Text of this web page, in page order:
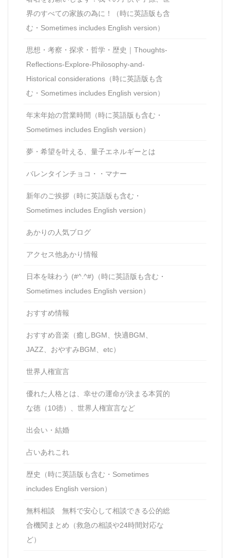
界のすべての家族の為に！（時に英語版も含
む・Sometimes includes English version）
思想・考察・探求・哲学・歴史｜Thoughts-
Reflections-Explore-Philosophy-and-
Historical considerations（時に英語版も含
む・Sometimes includes English version）
年末年始の営業時間（時に英語版も含む・
Sometimes includes English version）
夢・希望を叶える、量子エネルギーとは
バレンタインチョコ・・マナー
新年のご挨拶（時に英語版も含む・
Sometimes includes English version）
あかりの人気ブログ
アクセス他あかり情報
日本を味わう (#^.^#)（時に英語版も含む・
Sometimes includes English version）
おすすめ情報
おすすめ音楽（癒しBGM、快適BGM、
JAZZ、おやすみBGM、etc）
世界人権宣言
優れた人格とは、幸せの運命が決まる本質的
な徳（10徳）、世界人権宣言など
出会い・結婚
占いあれこれ
歴史（時に英語版も含む・Sometimes
includes English version）
無料相談 無料で安心して相談できる公的総
合機関まとめ（救急の相談や24時間対応な
ど）